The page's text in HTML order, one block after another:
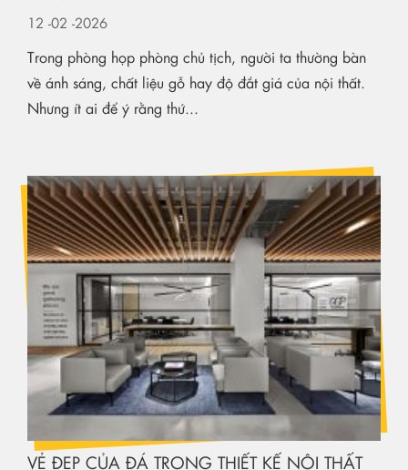
12 -02 -2026
Trong phòng họp phòng chủ tịch, người ta thường bàn
về ánh sáng, chất liệu gỗ hay độ đắt giá của nội thất.
Nhưng ít ai để ý rằng thứ...
VẺ ĐẸP CỦA ĐÁ TRONG THIẾT KẾ NỘI THẤT